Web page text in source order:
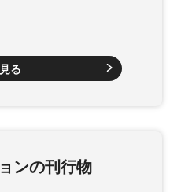
る
ンの刊行物